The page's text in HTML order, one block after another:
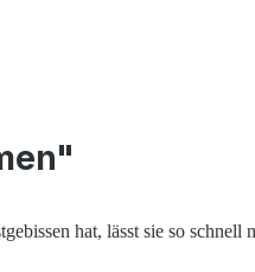
hat, lässt sie so